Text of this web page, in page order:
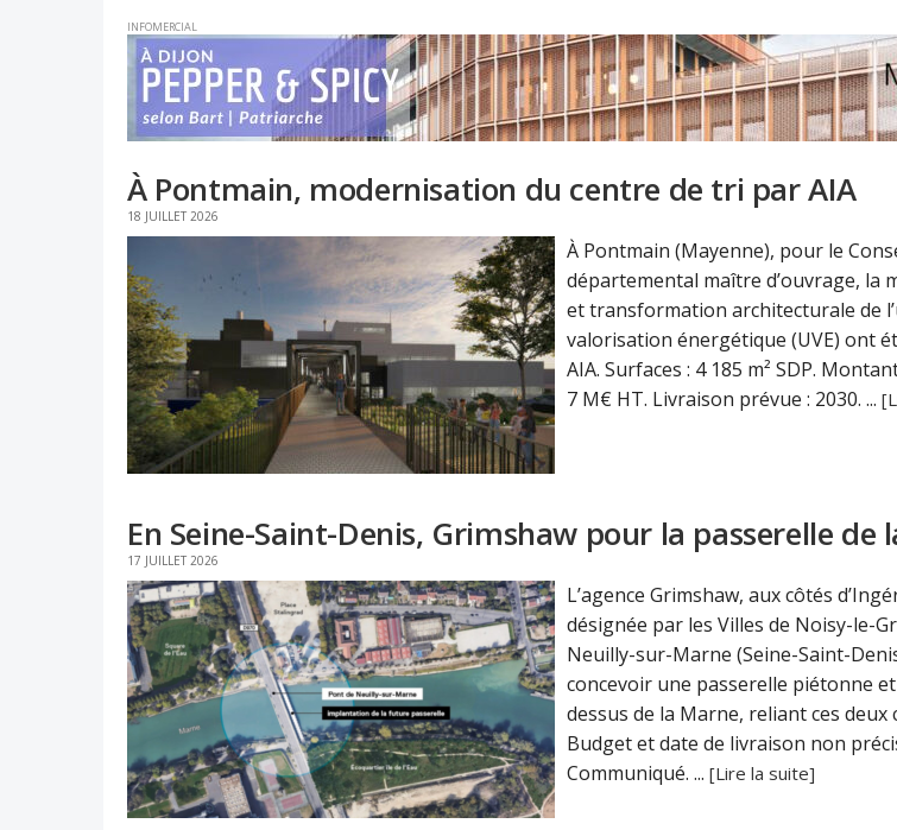
INFOMERCIAL
À Pontmain, modernisation du centre de tri par AIA
18 JUILLET 2026
À Pontmain (Mayenne), pour le
départemental maître d’ouvrage, la
et transformation architecturale de
valorisation énergétique (UVE) ont
AIA. Surfaces : 4 185 m² SDP.
7 M€ HT. Livraison prévue : 2030. ...
En Seine-Saint-Denis, Grimshaw pour la passerelle de
17 JUILLET 2026
L’agence Grimshaw, aux côtés
désignée par les Villes de Noisy-le-
Neuilly-sur-Marne (Seine-Saint-
concevoir une passerelle piétonne
dessus de la Marne, reliant ces deux
Budget et date de livraison non
Communiqué. ... [Lire la suite]